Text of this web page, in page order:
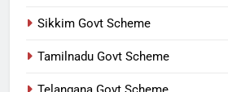
Sikkim Govt Scheme
Tamilnadu Govt Scheme